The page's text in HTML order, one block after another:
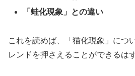
「蛙化現象」との違い
これを読めば、「猫化現象」につ
レンドを押さえることができるは